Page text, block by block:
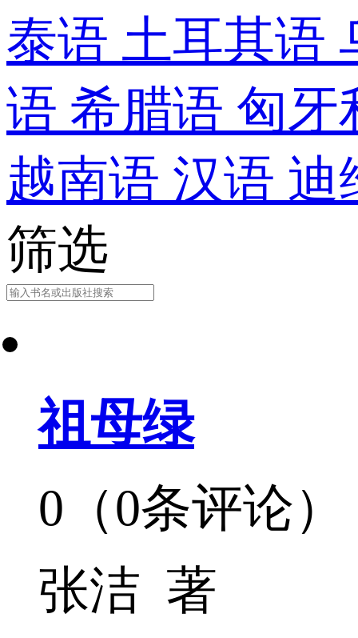
泰语 土耳其语
语 希腊语 匈
越南语 汉语 迪
筛选
祖母绿
0（0条评论）
张洁 著